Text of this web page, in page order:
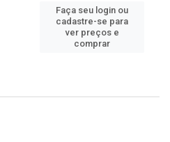
Faça seu login ou
cadastre-se para
ver preços e
comprar